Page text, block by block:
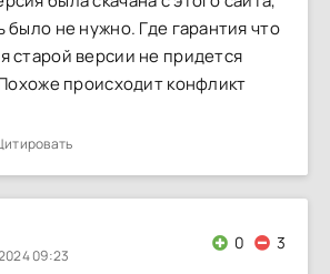
было не нужно. Где гарантия что
старой версии не придется
происходит конфликт
09:23
0 3